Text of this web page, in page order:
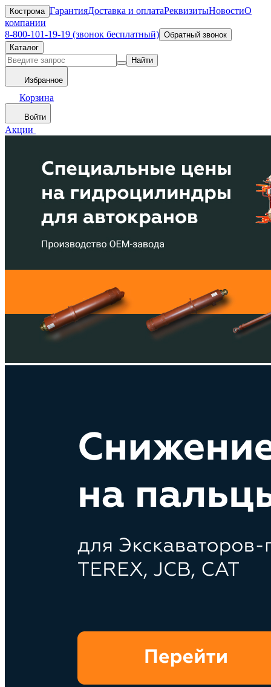
Кострома ГарантияДоставка и оплатаРеквизитыНовостиО
компании
8-800-101-19-19 (звонок бесплатный) Обратный звонок
Каталог
Найти
Избранное
Корзина
Войти
Акции